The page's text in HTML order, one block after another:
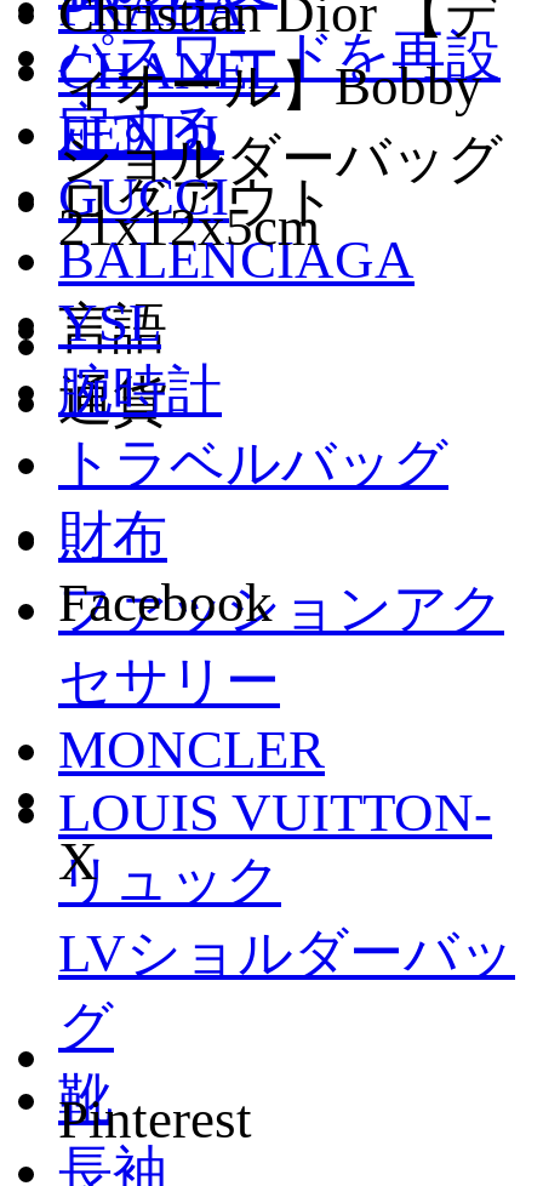
パスワードを再設
定する
ログアウト
言語
通貨
CHANEL
FENDI
GUCCI
BALENCIAGA
YSL
腕時計
トラベルバッグ
財布
ファッションアク
セサリー
MONCLER
LOUIS VUITTON-
リュック
LVショルダーバッ
グ
靴
長袖
Christian Dior 【デ
ィオール】Bobby
ショルダーバッグ
21x12x5cm
Facebook
X
Pinterest